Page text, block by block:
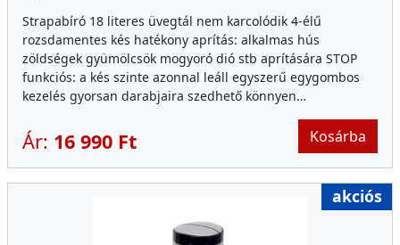
Strapabíró 18 literes üvegtál nem karcolódik 4-élű
rozsdamentes kés hatékony aprítás: alkalmas hús
zöldségek gyümölcsök mogyoró dió stb aprítására STOP
funkciós: a kés szinte azonnal leáll egyszerű egygombos
kezelés gyorsan darabjaira szedhető könnyen…
Ár: 16 990 Ft Kosárba
akciós